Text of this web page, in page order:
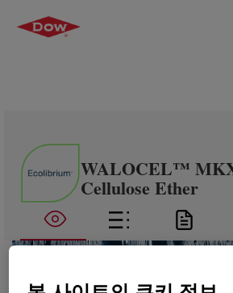
WALOCEL™ MKX
Cellulose Ether